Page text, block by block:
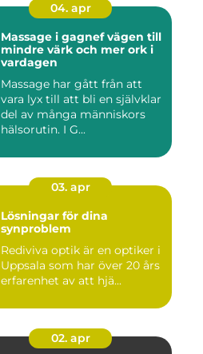
04. apr
Massage i gagnef vägen till
mindre värk och mer ork i
vardagen
Massage har gått från att
vara lyx till att bli en självklar
del av många människors
hälsorutin. I G...
03. apr
Lösningar för dina
synproblem
Rediviva optik är en optiker i
Uppsala som har över 20 års
erfarenhet av att hjä...
02. apr